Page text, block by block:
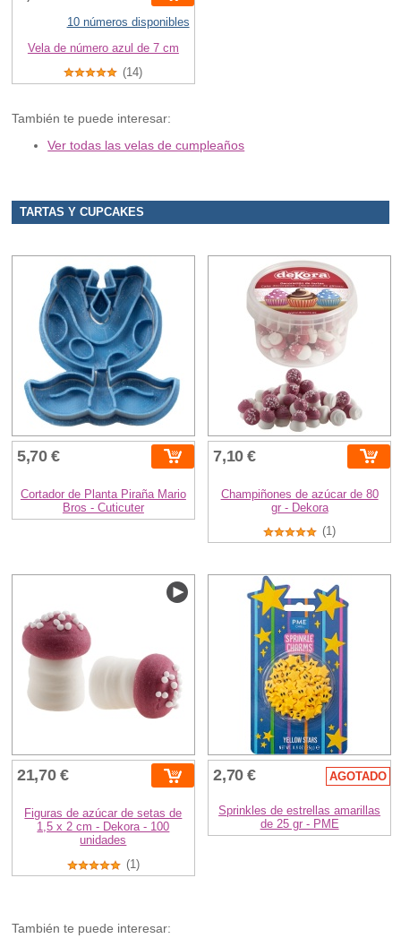
10 números disponibles
Vela de número azul de 7 cm
(14)
También te puede interesar:
Ver todas las velas de cumpleaños
TARTAS Y CUPCAKES
5,70 €
Cortador de Planta Piraña Mario
Bros - Cuticuter
7,10 €
Champiñones de azúcar de 80
gr - Dekora
(1)
21,70 €
Figuras de azúcar de setas de
1,5 x 2 cm - Dekora - 100
unidades
(1)
2,70 € AGOTADO
Sprinkles de estrellas amarillas
de 25 gr - PME
También te puede interesar: